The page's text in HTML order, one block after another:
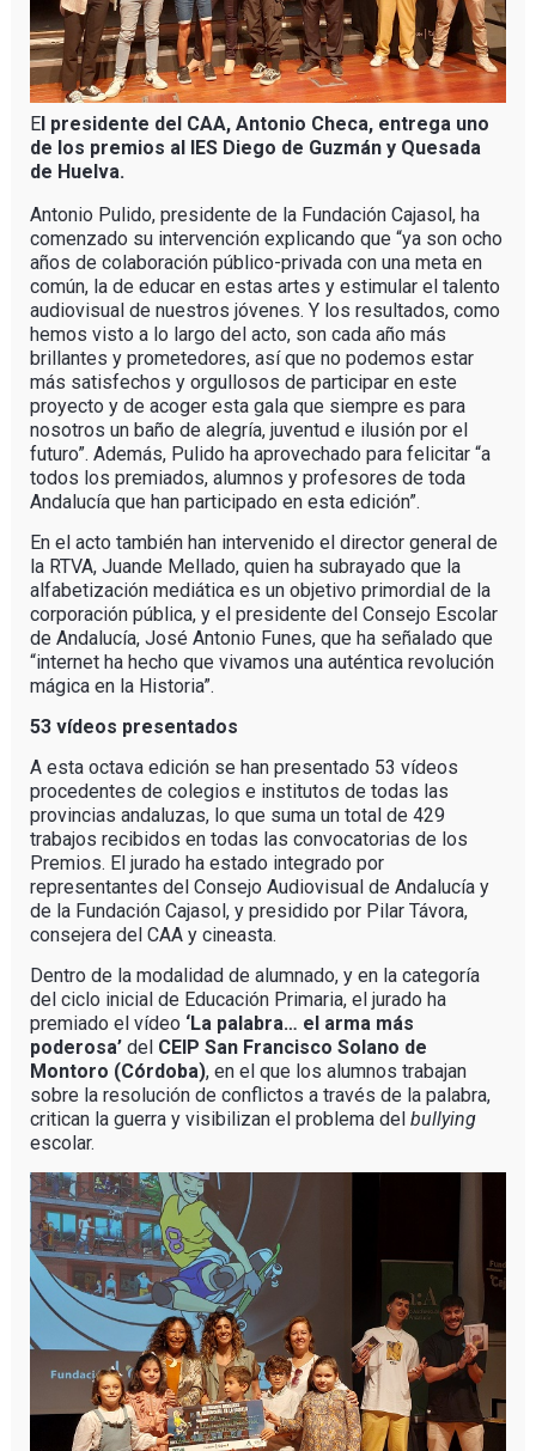
El presidente del CAA, Antonio Checa, entrega uno
de los premios al IES Diego de Guzmán y Quesada
de Huelva.
Antonio Pulido, presidente de la Fundación Cajasol, ha
comenzado su intervención explicando que “ya son ocho
años de colaboración público-privada con una meta en
común, la de educar en estas artes y estimular el talento
audiovisual de nuestros jóvenes. Y los resultados, como
hemos visto a lo largo del acto, son cada año más
brillantes y prometedores, así que no podemos estar
más satisfechos y orgullosos de participar en este
proyecto y de acoger esta gala que siempre es para
nosotros un baño de alegría, juventud e ilusión por el
futuro”. Además, Pulido ha aprovechado para felicitar “a
todos los premiados, alumnos y profesores de toda
Andalucía que han participado en esta edición”.
En el acto también han intervenido el director general de
la RTVA, Juande Mellado, quien ha subrayado que la
alfabetización mediática es un objetivo primordial de la
corporación pública, y el presidente del Consejo Escolar
de Andalucía, José Antonio Funes, que ha señalado que
“internet ha hecho que vivamos una auténtica revolución
mágica en la Historia”.
53 vídeos presentados
A esta octava edición se han presentado 53 vídeos
procedentes de colegios e institutos de todas las
provincias andaluzas, lo que suma un total de 429
trabajos recibidos en todas las convocatorias de los
Premios. El jurado ha estado integrado por
representantes del Consejo Audiovisual de Andalucía y
de la Fundación Cajasol, y presidido por Pilar Távora,
consejera del CAA y cineasta.
Dentro de la modalidad de alumnado, y en la categoría
del ciclo inicial de Educación Primaria, el jurado ha
premiado el vídeo ‘La palabra… el arma más
poderosa’ del CEIP San Francisco Solano de
Montoro (Córdoba), en el que los alumnos trabajan
sobre la resolución de conflictos a través de la palabra,
critican la guerra y visibilizan el problema del bullying
escolar.